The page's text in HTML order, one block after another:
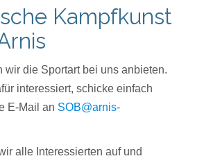
Kampfkunst
wir die Sportart bei uns anbieten.
interessiert, schicke einfach
E-Mail an SOB@arnis-
alle Interessierten auf und